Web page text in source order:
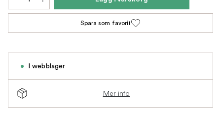
Spara som favorit
I webblager
Mer info